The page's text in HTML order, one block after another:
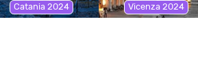
Catania 2024 Vicenza 2024